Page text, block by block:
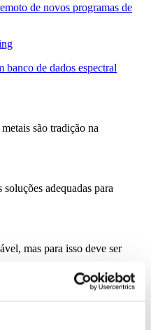
de novos programas de
banco de dados espectral
são tradição na
adequadas para
mas para isso deve ser